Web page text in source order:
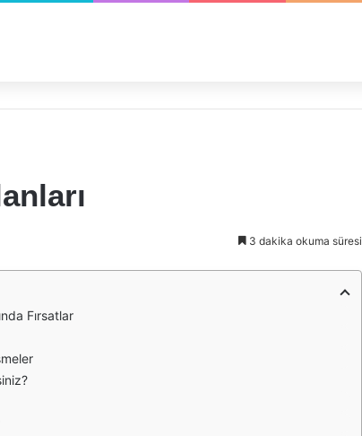
3 dakika okuma süresi
Fırsatlar